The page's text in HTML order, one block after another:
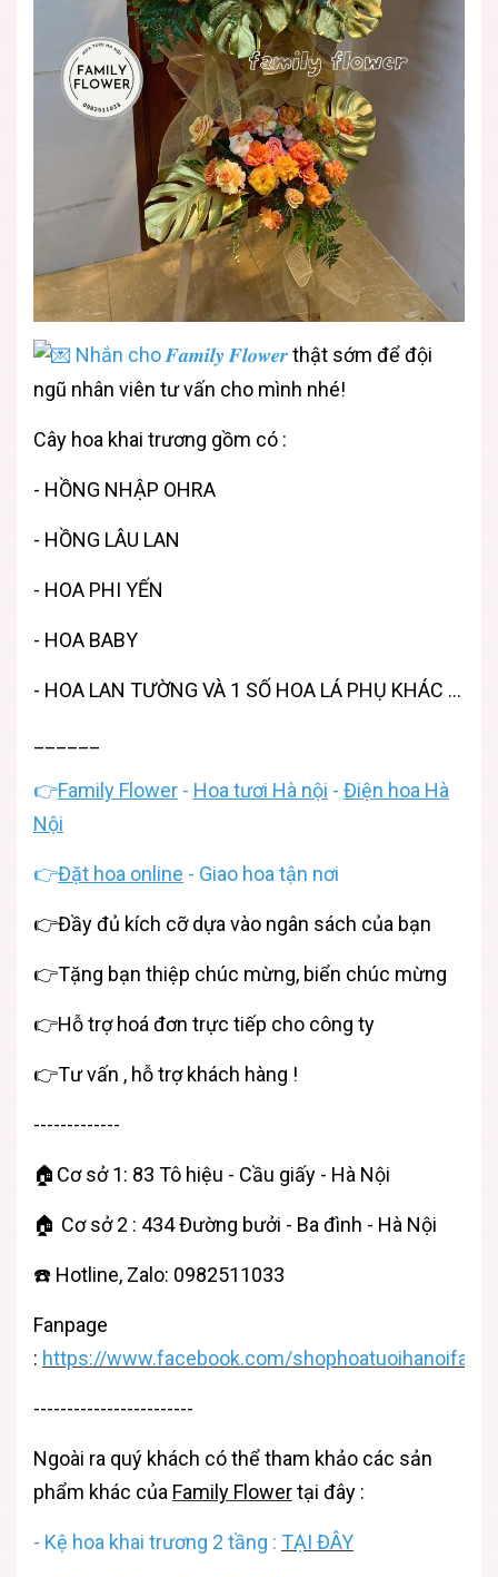
Nhắn cho 𝑭𝒂𝒎𝒊𝒍𝒚 𝑭𝒍𝒐𝒘𝒆𝒓thật sớm để đội
ngũ nhân viên tư vấn cho mình nhé!
Cây hoa khai trương gồm có :
- HỒNG NHẬP OHRA
- HỒNG LÂU LAN
- HOA PHI YẾN
- HOA BABY
- HOA LAN TƯỜNG VÀ 1 SỐ HOA LÁ PHỤ KHÁC ...
______
👉Family Flower - Hoa tươi Hà nội - Điện hoa Hà
Nội
👉Đặt hoa online - Giao hoa tận nơi
👉Đầy đủ kích cỡ dựa vào ngân sách của bạn
👉Tặng bạn thiệp chúc mừng, biển chúc mừng
👉Hỗ trợ hoá đơn trực tiếp cho công ty
👉Tư vấn , hỗ trợ khách hàng !
-------------
🏠Cơ sở 1: 83 Tô hiệu - Cầu giấy - Hà Nội
🏠 Cơ sở 2 : 434 Đường bưởi - Ba đình - Hà Nội
☎️ Hotline, Zalo: 0982511033
Fanpage
: https://www.facebook.com/
------------------------
Ngoài ra quý khách có thể tham khảo các sản
phẩm khác của Family Flowertại đây :
- Kệ hoa khai trương 2 tầng : TẠI ĐÂY